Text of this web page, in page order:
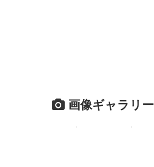
画像ギャラリー